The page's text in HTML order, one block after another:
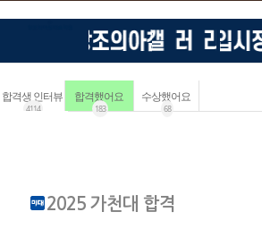
합격생 인터뷰
4114
합격했어요
183
수상했어요
68
2025 가천대 합격